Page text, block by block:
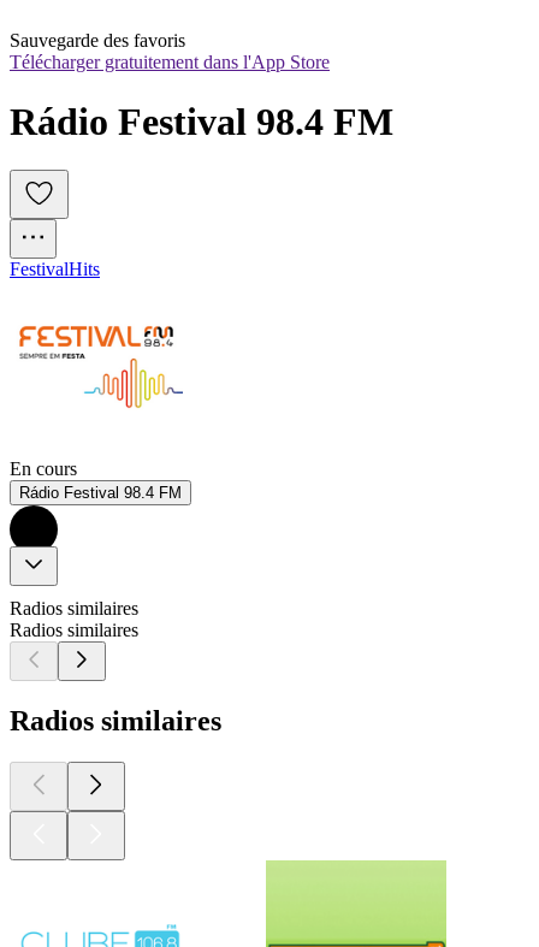
Sauvegarde des favoris
Télécharger gratuitement dans l'App Store
Rádio Festival 98.4 FM
FestivalHits
En cours
Rádio Festival 98.4 FM
Radios similaires
Radios similaires
Radios similaires